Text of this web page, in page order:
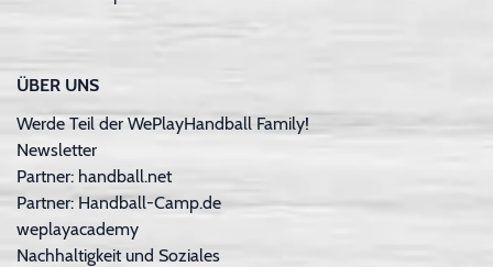
ÜBER UNS
Werde Teil der WePlayHandball Family!
Newsletter
Partner: handball.net
Partner: Handball-Camp.de
weplayacademy
Nachhaltigkeit und Soziales